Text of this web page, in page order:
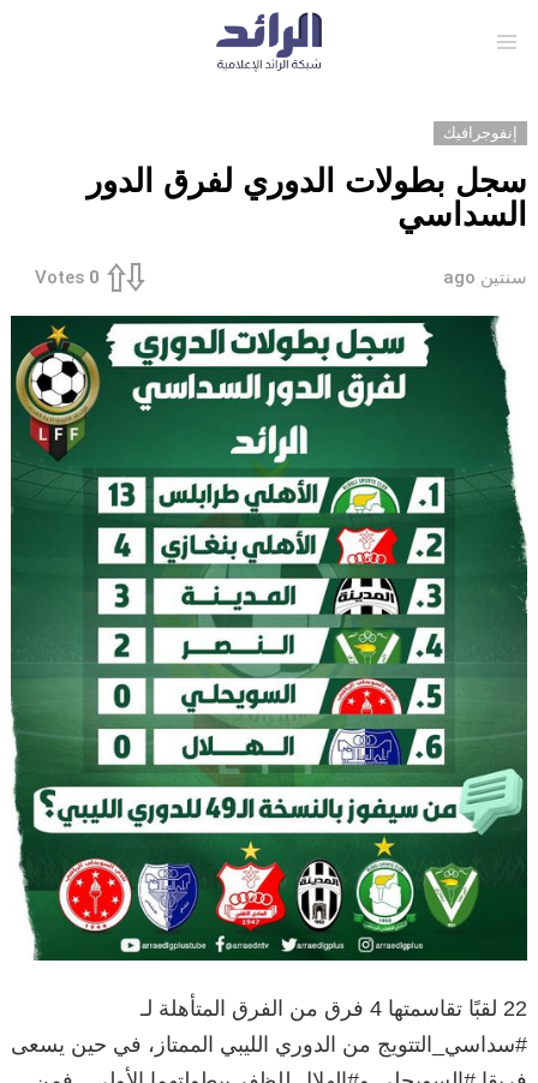
إنفوجرافيك
سجل بطولات الدوري لفرق الدور
السداسي
سنتين ago 0
Votes
22 لقبًا تقاسمتها 4 فرق من الفرق المتأهلة لـ
#سداسي_التتويج من الدوري الليبي الممتاز، في حين يسعى